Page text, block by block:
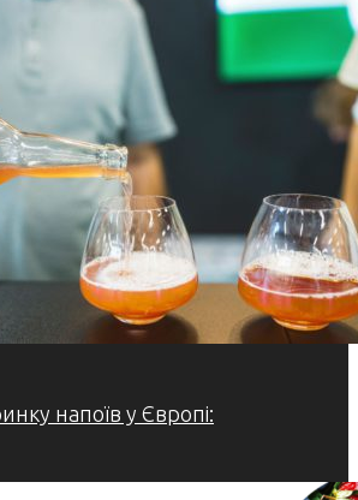
напоїв у Європі: